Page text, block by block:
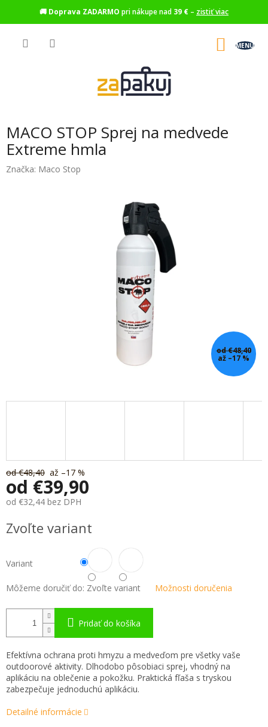
🚚 Doprava ZADARMO pri nákupe nad 39 € – zistiť viac
MACO STOP Sprej na medvede
Extreme hmla
Značka: Maco Stop
od €48,40
až –17 %
od €48,40 až –17 %
od €39,90
od €32,44 bez DPH
cena:
Zvoľte variant
Variant
Môžeme doručiť do: Zvoľte variant Možnosti doručenia
Pridať do košíka
Efektívna ochrana proti hmyzu a medveďom pre všetky vaše
outdoorové aktivity. Dlhodobo pôsobiaci sprej, vhodný na
aplikáciu na oblečenie a pokožku. Praktická fľaša s tryskou
zabezpečuje jednoduchú aplikáciu.
Detailné informácie